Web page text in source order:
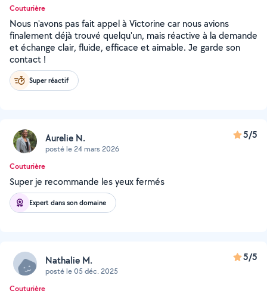
Couturière
Nous n'avons pas fait appel à Victorine car nous avions
finalement déjà trouvé quelqu'un, mais réactive à la demande
et échange clair, fluide, efficace et aimable. Je garde son
contact !
Super réactif
Aurelie N.
posté le 24 mars 2026
5/5
Couturière
Super je recommande les yeux fermés
Expert dans son domaine
Nathalie M.
posté le 05 déc. 2025
5/5
Couturière